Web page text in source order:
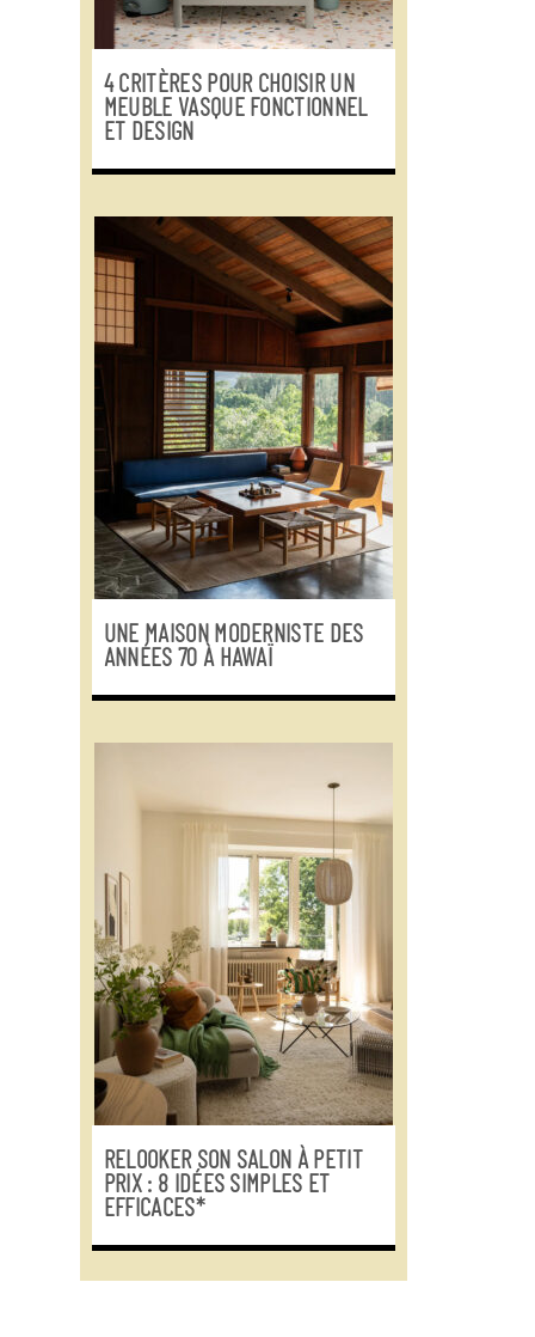
4 CRITÈRES POUR CHOISIR UN
MEUBLE VASQUE FONCTIONNEL
ET DESIGN
UNE MAISON MODERNISTE DES
ANNÉES 70 À HAWAÏ
RELOOKER SON SALON À PETIT
PRIX : 8 IDÉES SIMPLES ET
EFFICACES*